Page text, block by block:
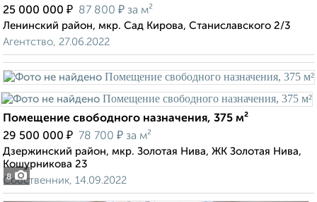
25 000 000 ₽ 87 800 ₽ за м²
Ленинский район, мкр. Сад Кирова, Станиславского 2/3
Агентство, 27.06.2022
8
Помещение свободного назначения, 375 м²
29 500 000 ₽ 78 700 ₽ за м²
Дзержинский район, мкр. Золотая Нива, ЖК Золотая Нива,
Кошурникова 23
Собственник, 14.09.2022